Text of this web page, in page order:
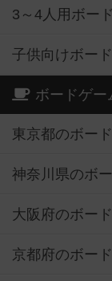
3～4人用ボー
子供向けボー
ボードゲー
東京都のボー
神奈川県のボ
大阪府のボー
京都府のボー